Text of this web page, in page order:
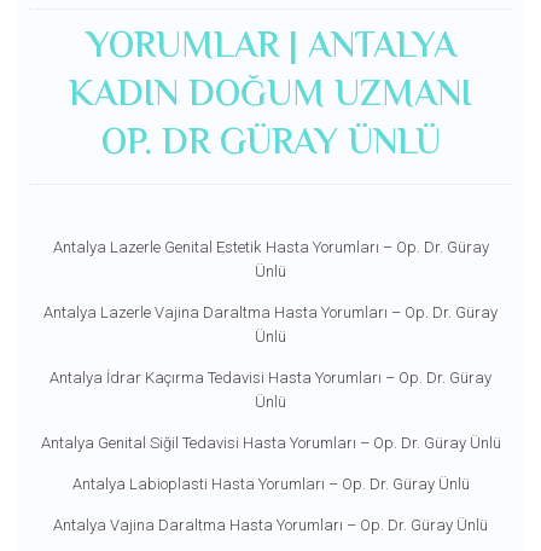
YORUMLAR | ANTALYA
KADIN DOĞUM UZMANI
OP. DR GÜRAY ÜNLÜ
Antalya Lazerle Genital Estetik Hasta Yorumları – Op. Dr. Güray
Ünlü
Antalya Lazerle Vajina Daraltma Hasta Yorumları – Op. Dr. Güray
Ünlü
Antalya İdrar Kaçırma Tedavisi Hasta Yorumları – Op. Dr. Güray
Ünlü
Antalya Genital Siğil Tedavisi Hasta Yorumları – Op. Dr. Güray Ünlü
Antalya Labioplasti Hasta Yorumları – Op. Dr. Güray Ünlü
Antalya Vajina Daraltma Hasta Yorumları – Op. Dr. Güray Ünlü